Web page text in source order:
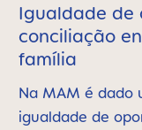
Igualdade de
conciliação
família
Na MAM é dado
igualdade de